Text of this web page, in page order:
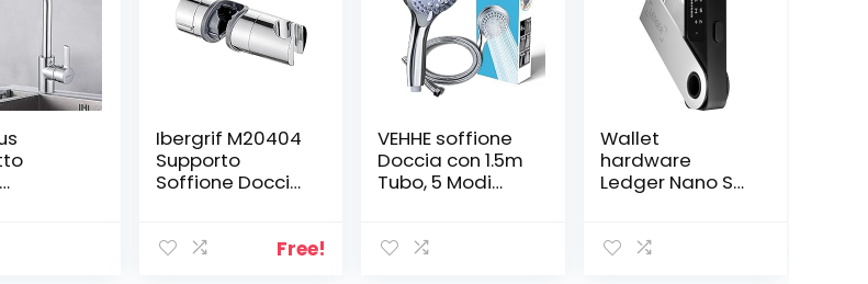
con
Ibergrif M20404
Supporto
Soffione Doccia
Regolabile
Free!
VEHHE soffione
Doccia con 1.5m
Tubo, 5 Modi
Alta Pressione,
Wallet
hardware
Ledger Nano S
e token